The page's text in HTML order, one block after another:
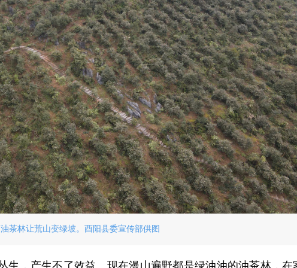
茶林让荒山变绿坡。酉阳县委宣传部供图
生，产生不了效益。现在漫山遍野都是绿油油的油茶林，在